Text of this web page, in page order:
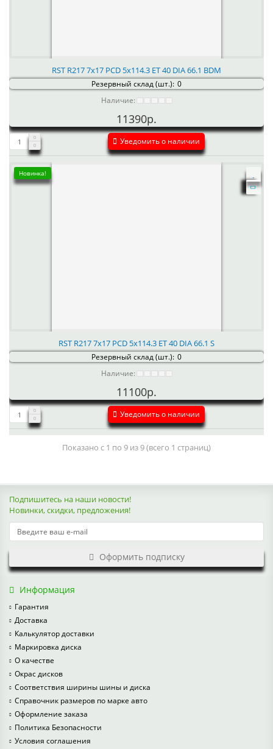
RST R217 7x17 PCD 5x114.3 ET 40 DIA 66.1 BDM
Резервный склад (шт.): 0
Наличие:
11390р.
Уведомить о наличии
Новинка!
RST R217 7x17 PCD 5x114.3 ET 40 DIA 66.1 S
Резервный склад (шт.): 0
Наличие:
11100р.
Уведомить о наличии
Показано с 1 по 9 из 9 (всего 1 страниц)
Подпишитесь на наши новости!
Новинки, скидки, предложения!
Оформить подписку
Информация
Гарантия
Доставка
Калькулятор доставки
Маркировка диска
О качестве
Окрас дисков
Соответствия ширины шины и диска
Справочник размеров по марке авто
Оформление заказа
Политика Безопасности
Условия соглашения